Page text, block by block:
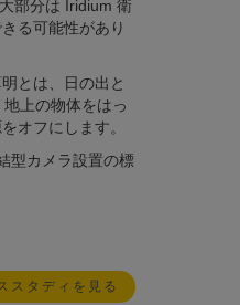
部分は Iridium 衛
る可能性があり
とは、日の出と
上の物体をはっ
オフにします。
型カメラ設置の標
スタディを見る